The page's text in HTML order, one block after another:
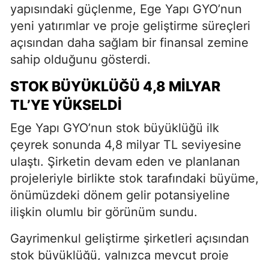
yapısındaki güçlenme, Ege Yapı GYO’nun
yeni yatırımlar ve proje geliştirme süreçleri
açısından daha sağlam bir finansal zemine
sahip olduğunu gösterdi.
STOK BÜYÜKLÜĞÜ 4,8 MILYAR
TL’YE YÜKSELDI
Ege Yapı GYO’nun stok büyüklüğü ilk
çeyrek sonunda 4,8 milyar TL seviyesine
ulaştı. Şirketin devam eden ve planlanan
projeleriyle birlikte stok tarafındaki büyüme,
önümüzdeki dönem gelir potansiyeline
ilişkin olumlu bir görünüm sundu.
Gayrimenkul geliştirme şirketleri açısından
stok büyüklüğü, yalnızca mevcut proje